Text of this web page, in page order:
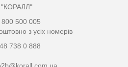
800 500 005
з усіх номерів
738 0 888